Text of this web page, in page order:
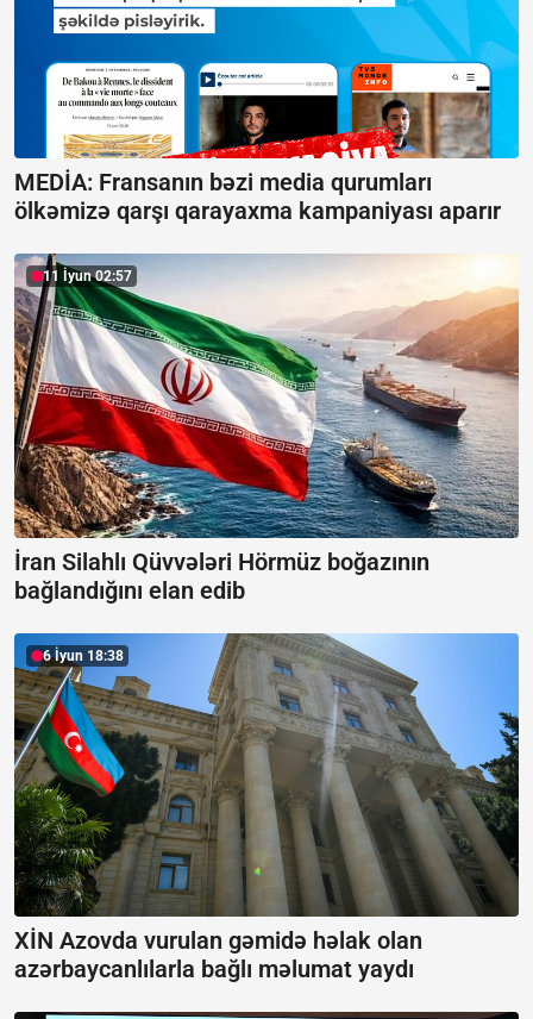
MEDİA: Fransanın bəzi media qurumları
ölkəmizə qarşı qarayaxma kampaniyası aparır
11 İyun 02:57
İran Silahlı Qüvvələri Hörmüz boğazının
bağlandığını elan edib
6 İyun 18:38
XİN Azovda vurulan gəmidə həlak olan
azərbaycanlılarla bağlı məlumat yaydı